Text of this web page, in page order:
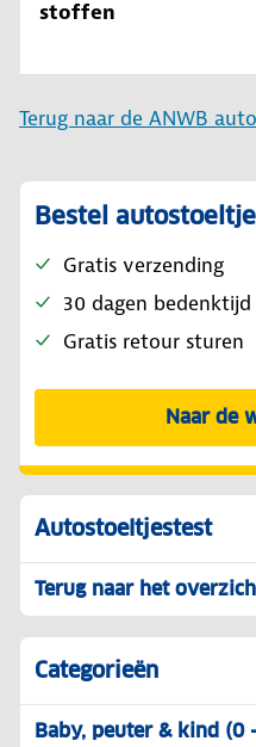
stoffen
Terug naar de ANWB
Bestel
Gratis verzending
30 dagen bedenktijd
Gratis retour sturen
Naar de
Autostoeltjestest
Terug naar het
Categorieën
Baby, peuter & kind (0